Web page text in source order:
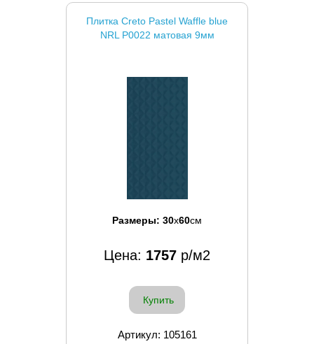
Плитка Creto Pastel Waffle blue
NRL P0022 матовая 9мм
Размеры: 30x60см
Цена: 1757 р/м2
Купить
Артикул: 105161